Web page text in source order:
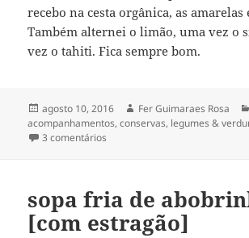
recebo na cesta orgânica, as amarelas
Também alternei o limão, uma vez o
vez o tahiti. Fica sempre bom.
Publicado
em
agosto 10, 2016 Autor
Fer Guimaraes Rosa
acompanhamentos,conservas, legumes &
3 comentários
sopa fria de
[com estragão]